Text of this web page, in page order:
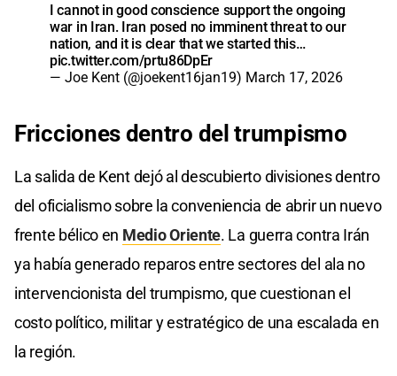
I cannot in good conscience support the ongoing
war in Iran. Iran posed no imminent threat to our
nation, and it is clear that we started this…
pic.twitter.com/prtu86DpEr
— Joe Kent (@joekent16jan19) March 17, 2026
Fricciones dentro del trumpismo
La salida de Kent dejó al descubierto divisiones dentro
del oficialismo sobre la conveniencia de abrir un nuevo
frente bélico en Medio Oriente. La guerra contra Irán
ya había generado reparos entre sectores del ala no
intervencionista del trumpismo, que cuestionan el
costo político, militar y estratégico de una escalada en
la región.